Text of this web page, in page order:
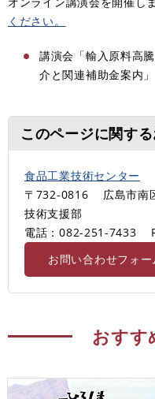
ください。
講演会「輸入原料高
介と関連補助金案内
このページに関す
食品工業技術センター
〒732-0816
広島市南
技術支援部
電話：082-251-7433
お問い合わせフォ
おすす